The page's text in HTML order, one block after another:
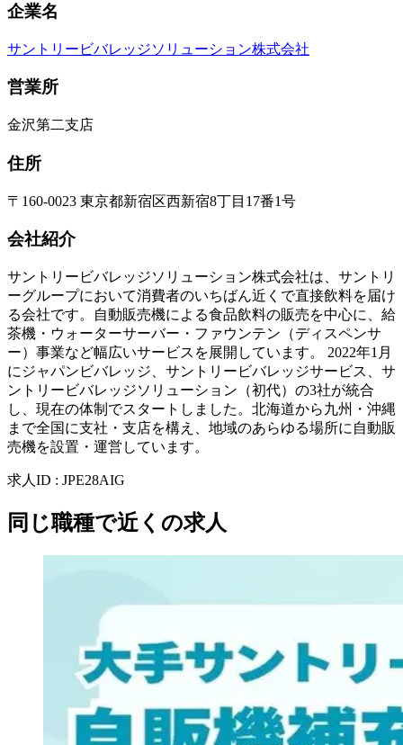
企業名
サントリービバレッジソリューション株式会社
営業所
金沢第二支店
住所
〒160-0023 東京都新宿区西新宿8丁目17番1号
会社紹介
サントリービバレッジソリューション株式会社は、サントリ
ーグループにおいて消費者のいちばん近くで直接飲料を届け
る会社です。自動販売機による食品飲料の販売を中心に、給
茶機・ウォーターサーバー・ファウンテン（ディスペンサ
ー）事業など幅広いサービスを展開しています。 2022年1月
にジャパンビバレッジ、サントリービバレッジサービス、サ
ントリービバレッジソリューション（初代）の3社が統合
し、現在の体制でスタートしました。北海道から九州・沖縄
まで全国に支社・支店を構え、地域のあらゆる場所に自動販
売機を設置・運営しています。
求人ID : JPE28AIG
同じ職種で近くの求人